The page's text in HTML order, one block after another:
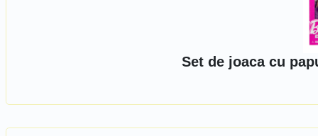
Set de joaca cu